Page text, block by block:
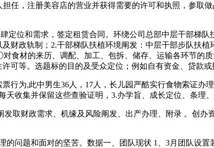
任，注册美容店的营业并获得需要的许可和执照，参取
位和需求，签定租赁合同。环绕公司总部中层干部梯队
财政轨制；2.干部梯队扶植环境阐发：中层干部步队扶植
食材的来历、调配、加工、包拆、储存、运输各环节的
可等。选题标的目的及受众定位；例如自有资金、贷款或
为,此中男生36人，17人，长儿园严酷实行食物索证办
收集并保留这些查验证明，3.办学旨、成长定位、条理
财政需求、机缘及风险阐发、出产办理、附录 。创办
题和面对的坚苦。数据一、团队现状 1、3月团队设置